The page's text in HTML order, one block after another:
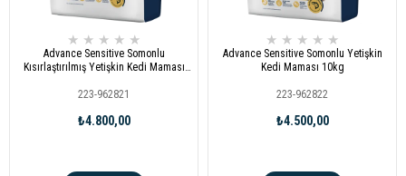
★ ★ ★ ★ ★
Advance Sensitive Somonlu
Kısırlaştırılmış Yetişkin Kedi Maması
223-962821
₺4.800,00
★ ★ ★ ★ ★
Advance Sensitive Somonlu Yetişkin
Kedi Maması 10kg
223-962822
₺4.500,00